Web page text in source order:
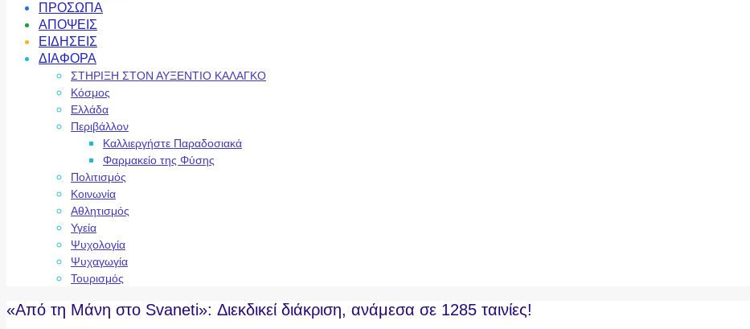
ΠΡΟΣΩΠΑ
ΑΠΟΨΕΙΣ
ΕΙΔΗΣΕΙΣ
ΔΙΑΦΟΡΑ
ΣΤΗΡΙΞΗ ΣΤΟΝ ΑΥΞΕΝΤΙΟ ΚΑΛΑΓΚΟ
Κόσμος
Ελλάδα
Περιβάλλον
Καλλιεργήστε Παραδοσιακά
Φαρμακείο της Φύσης
Πολιτισμός
Κοινωνία
Αθλητισμός
Υγεία
Ψυχολογία
Ψυχαγωγία
Τουρισμός
«Από τη Μάνη στο Svaneti»: Διεκδικεί διάκριση, ανάμεσα σε 1285 ταινίες!